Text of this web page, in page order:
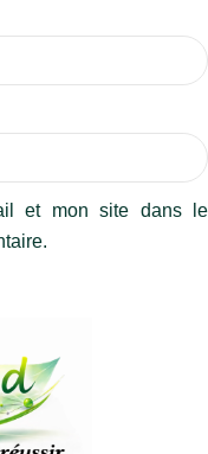
et mon site dans le